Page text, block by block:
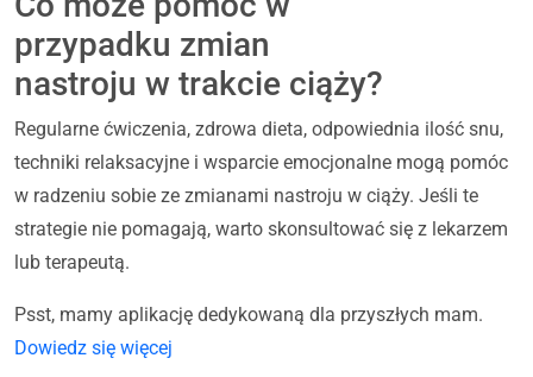
przypadku zmian
nastroju w trakcie ciąży?
Regularne ćwiczenia, zdrowa dieta, odpowiednia ilość snu,
techniki relaksacyjne i wsparcie emocjonalne mogą pomóc
w radzeniu sobie ze zmianami nastroju w ciąży. Jeśli te
strategie nie pomagają, warto skonsultować się z lekarzem
lub terapeutą.
Psst, mamy aplikację dedykowaną dla przyszłych mam.
Dowiedz się więcej